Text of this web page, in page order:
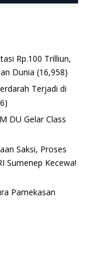
Rp.100 Trilliun,
Dunia (16,958)
Terjadi di
DU Gelar Class
Saksi, Proses
Sumenep Kecewa!
Pamekasan